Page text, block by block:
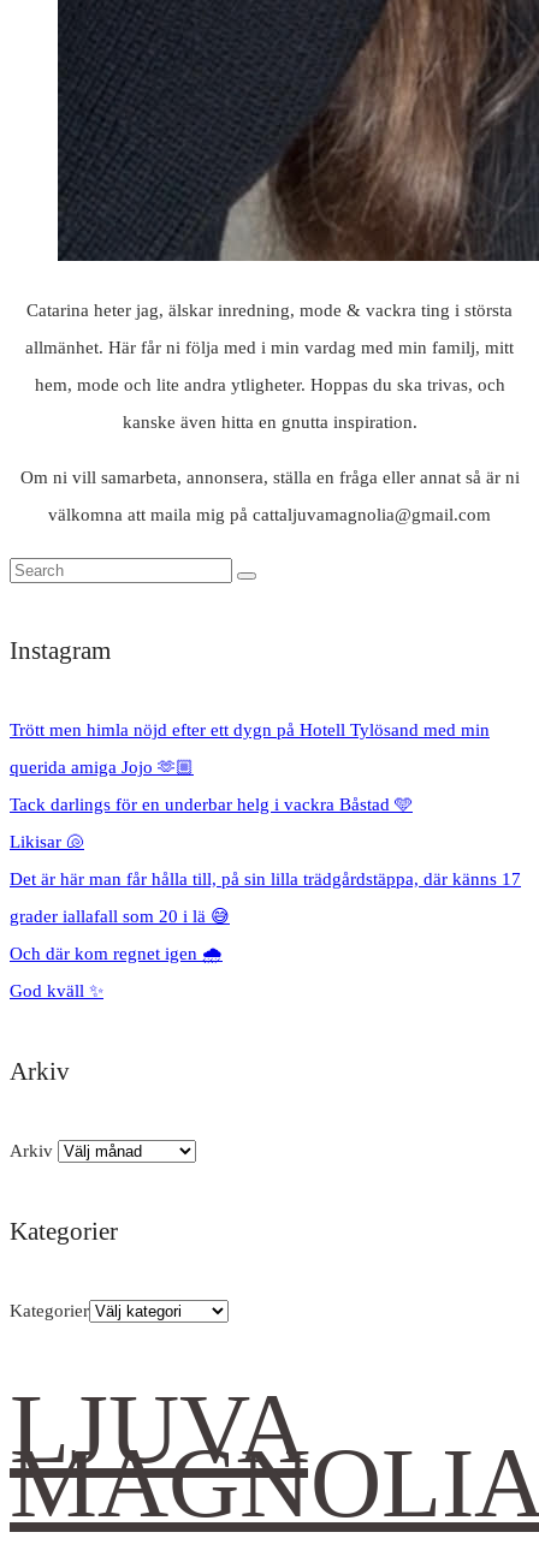
Catarina heter jag, älskar inredning, mode & vackra ting i största
allmänhet. Här får ni följa med i min vardag med min familj, mitt
hem, mode och lite andra ytligheter. Hoppas du ska trivas, och
kanske även hitta en gnutta inspiration.
Om ni vill samarbeta, annonsera, ställa en fråga eller annat så är ni
välkomna att maila mig på cattaljuvamagnolia@gmail.com
Instagram
Trött men himla nöjd efter ett dygn på Hotell Tylösand med min
querida amiga Jojo 🫶🏼
Tack darlings för en underbar helg i vackra Båstad 🩵
Likisar 🐚
Det är här man får hålla till, på sin lilla trädgårdstäppa, där känns 17
grader iallafall som 20 i lä 😅
Och där kom regnet igen 🌧️
God kväll ✨
Arkiv
Arkiv
Kategorier
Kategorier
LJUVA